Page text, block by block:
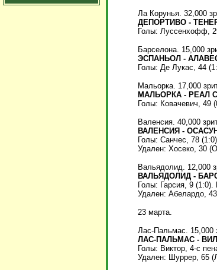
Ла Корунья. 32,000
ДЕПОРТИВО -
Голы: Луссенхофф,
Барселона. 15,000
ЭСПАНЬОЛ -
Голы: Де Лукас, 44
Мальорка. 17,000
МАЛЬОРКА - РЕАЛ
Голы: Ковачевич, 49
Валенсия. 40,000
ВАЛЕНСИЯ -
Голы: Санчес, 78
Удален: Хосеко, 30
Вальядолид. 12,000
ВАЛЬЯДОЛИД -
Голы: Гарсия, 9 (1:0).
Удален: Абелардо,
23 марта.
Лас-Пальмас. 15,000
ЛАС-ПАЛЬМАС -
Голы: Виктор, 4-с
Удален: Шуррер, 65